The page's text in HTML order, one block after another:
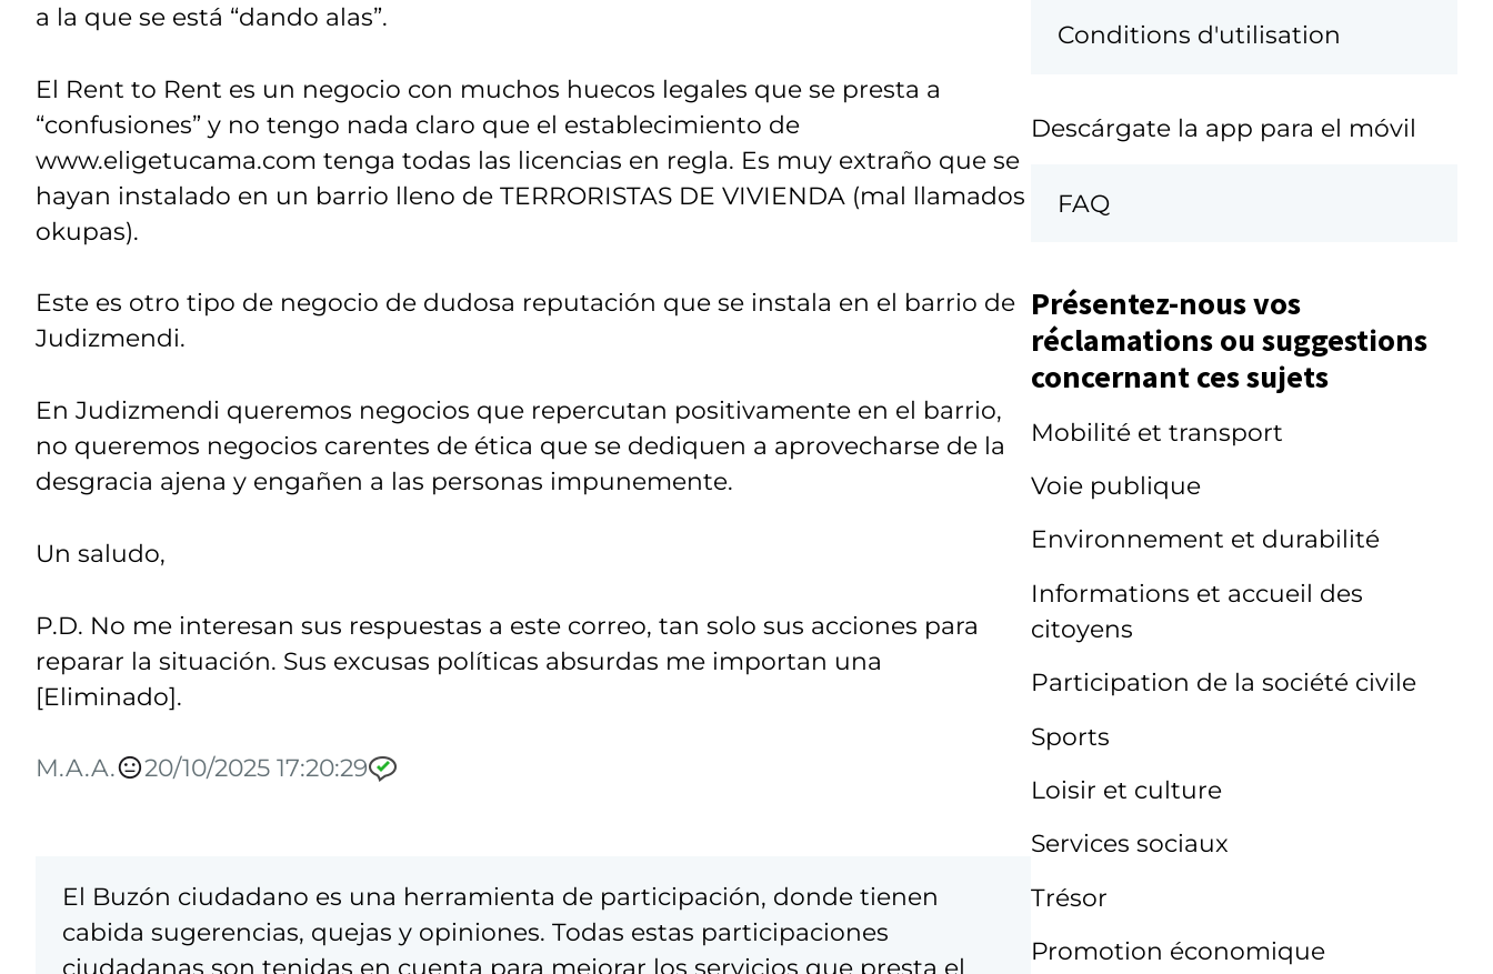
a la que se está “dando alas”.
El Rent to Rent es un negocio con muchos huecos legales que se presta a
“confusiones” y no tengo nada claro que el establecimiento de
www.eligetucama.com tenga todas las licencias en regla. Es muy extraño que se
hayan instalado en un barrio lleno de TERRORISTAS DE VIVIENDA (mal llamados
okupas).
Este es otro tipo de negocio de dudosa reputación que se instala en el barrio de
Judizmendi.
En Judizmendi queremos negocios que repercutan positivamente en el barrio,
no queremos negocios carentes de ética que se dediquen a aprovecharse de la
desgracia ajena y engañen a las personas impunemente.
Un saludo,
P.D. No me interesan sus respuestas a este correo, tan solo sus acciones para
reparar la situación. Sus excusas políticas absurdas me importan una
[Eliminado].
M.A.A. 20/10/2025 17:20:29
El Buzón ciudadano es una herramienta de participación, donde tienen
cabida sugerencias, quejas y opiniones. Todas estas participaciones
ciudadanas son tenidas en cuenta para mejorar los servicios que presta el
Conditions d'utilisation
Descárgate la app para el móvil
FAQ
Présentez-nous vos
réclamations ou suggestions
concernant ces sujets
Mobilité et transport
Voie publique
Environnement et durabilité
Informations et accueil des
citoyens
Participation de la société civile
Sports
Loisir et culture
Services sociaux
Trésor
Promotion économique